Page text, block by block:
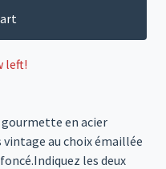
left!
en acier
au choix émaillée
les deux